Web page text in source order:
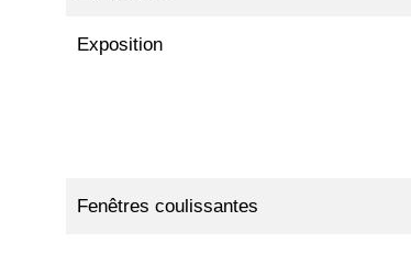
Exposition
Fenêtres coulissantes